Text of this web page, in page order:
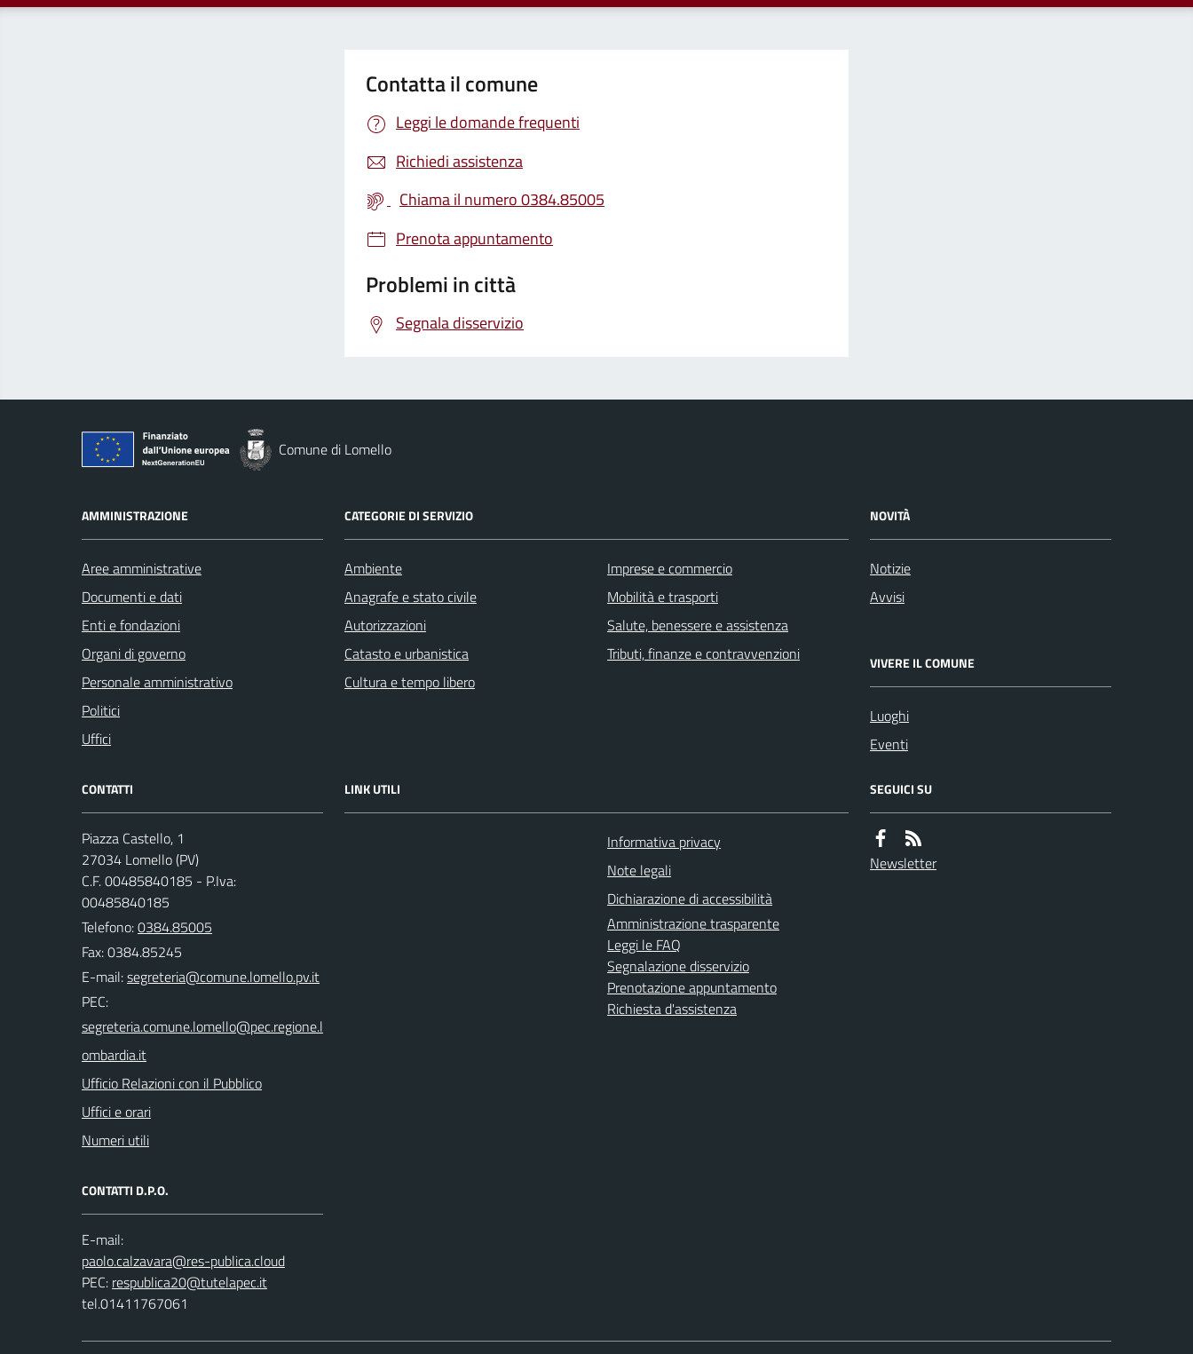
Contatta il comune
Leggi le domande frequenti
Richiedi assistenza
Chiama il numero 0384.85005
Prenota appuntamento
Problemi in città
Segnala disservizio
Comune di Lomello
AMMINISTRAZIONE
Aree amministrative
Documenti e dati
Enti e fondazioni
Organi di governo
Personale amministrativo
Politici
Uffici
CATEGORIE DI SERVIZIO
Ambiente
Anagrafe e stato civile
Autorizzazioni
Catasto e urbanistica
Cultura e tempo libero
Imprese e commercio
Mobilità e trasporti
Salute, benessere e assistenza
Tributi, finanze e contravvenzioni
NOVITÀ
Notizie
Avvisi
VIVERE IL COMUNE
Luoghi
Eventi
CONTATTI
Piazza Castello, 1
27034 Lomello (PV)
C.F. 00485840185 - P.Iva:
00485840185
Telefono:0384.85005
Fax: 0384.85245
E-mail:
PEC:
Ufficio Relazioni con il Pubblico
Uffici e orari
Numeri utili
CONTATTI D.P.O.
E-mail:
PEC:
tel.01411767061
LINK UTILI
Informativa privacy
Note legali
Dichiarazione di accessibilità
Amministrazione trasparente
Leggi le FAQ
Segnalazione disservizio
Prenotazione appuntamento
Richiesta d'assistenza
SEGUICI SU
Newsletter